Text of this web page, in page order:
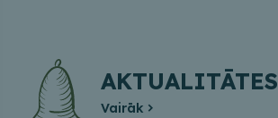
AKTUALITĀTES
Vairāk